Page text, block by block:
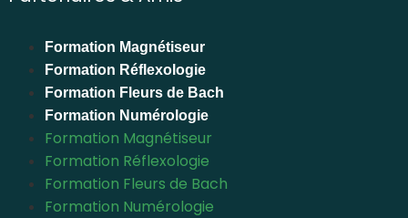
Formation Magnétiseur
Formation Réflexologie
Formation Fleurs de Bach
Formation Numérologie
Formation Magnétiseur
Formation Réflexologie
Formation Fleurs de Bach
Formation Numérologie